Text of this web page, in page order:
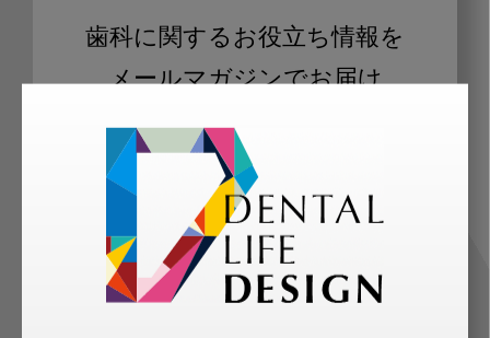
歯科に関するお役立ち情報を
メールマガジンでお届け
ご登録いただいた職種（歯科医師、歯
科衛生士、歯科技工士）に合わせた内
容のメールマガジンをお届けします。